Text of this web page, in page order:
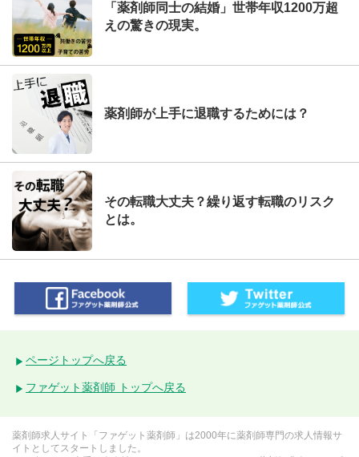
「薬剤師同士の結婚」世帯年収1200万超
えの驚きの現実。
薬剤師が上手に退職するためには？
その転職大丈夫？繰り返す転職のリスク
とは。
ページトップへ戻る
ファゲット薬剤師 トップへ戻る
薬剤師求人サイト「ファゲット薬剤師」は2000年に薬剤師専門の求人情報サ
イトとしてスタートしました。